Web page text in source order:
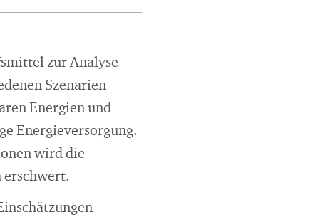
zur Analyse
Szenarien
Energien und
Energieversorgung.
wird die